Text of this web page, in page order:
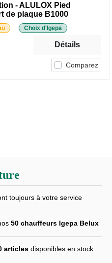
- ALULOX Pied
de plaque B1000
Choix d'Igepa
Comparez
Détails
toujours à votre service
50 chauffeurs Igepa Belux
articles disponibles en stock